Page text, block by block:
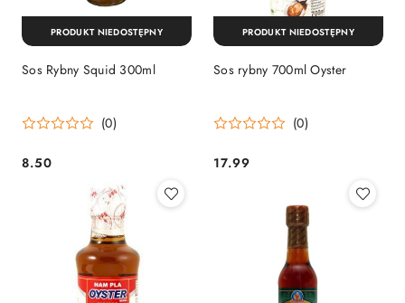
Sos Rybny Squid 300ml
(0)
Cena:
8.50
PRODUKT NIEDOSTĘPNY
Sos rybny 700ml Oyster
(0)
Cena:
17.99
PRODUKT NIEDOSTĘPNY